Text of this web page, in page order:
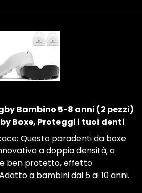
Bambino 5-8 anni (2 pezzi)
Boxe, Proteggi i tuoi denti
Questo paradenti da boxe
a doppia densità, a
ben protetto, effetto
a bambini dai 5 ai 10 anni.